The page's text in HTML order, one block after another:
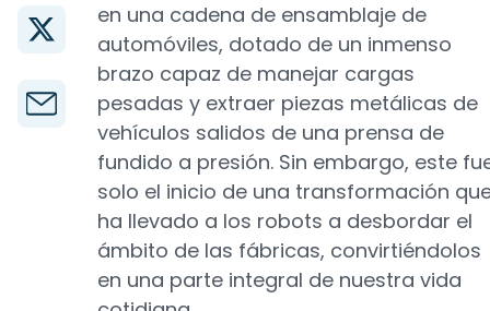
en una cadena de ensamblaje de
automóviles, dotado de un inmenso
brazo capaz de manejar cargas
pesadas y extraer piezas metálicas de
vehículos salidos de una prensa de
fundido a presión. Sin embargo, este
solo el inicio de una transformación
ha llevado a los robots a desbordar el
ámbito de las fábricas, convirtiéndolos
en una parte integral de nuestra vida